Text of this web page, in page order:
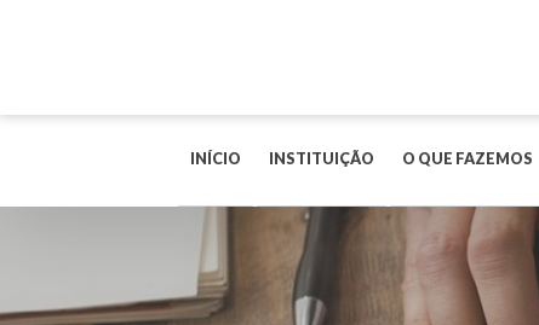
INÍCIO INSTITUIÇÃO O QUE FAZEMOS